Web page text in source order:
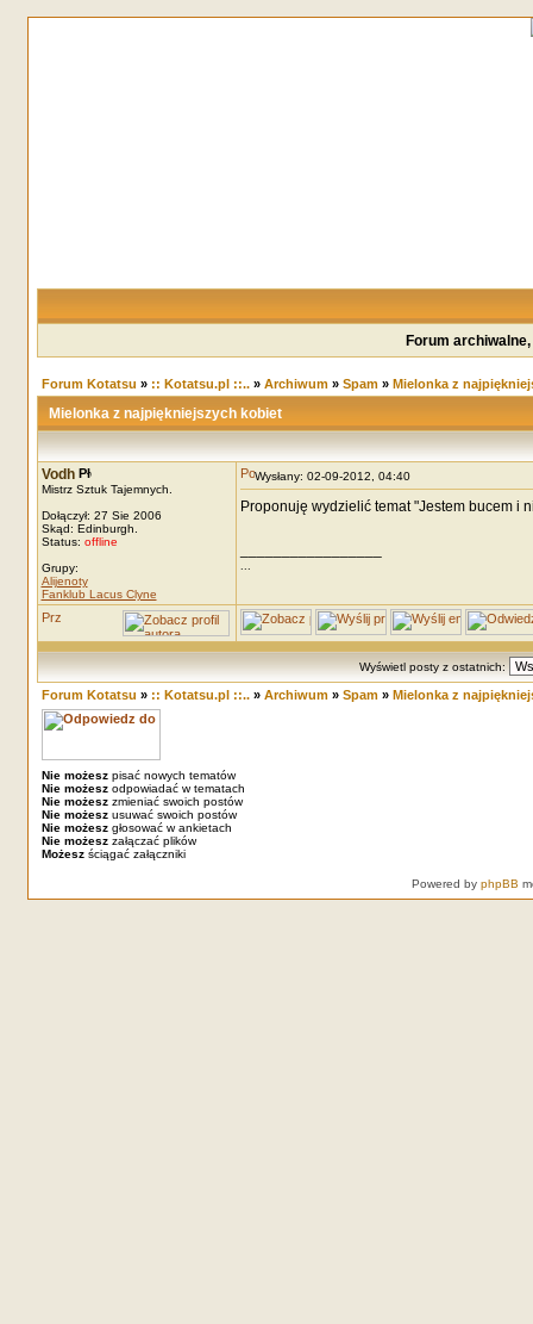
Forum
Forum Kotatsu » :: Kotatsu.pl ::..» Archiwum» Spam» Mielonka z
Mielonka z najpiękniejszych kobiet
Vodh
Mistrz Sztuk Tajemnych.
Dołączył: 27 Sie 2006
Skąd: Edinburgh.
Status: offline
Grupy:
Alijenoty
Fanklub Lacus Clyne
Wysłany: 02-09-2012, 04:40
Proponuję wydzielić temat "Jestem bucem i
...
Wyświetl posty z ostatnich:
Forum Kotatsu » :: Kotatsu.pl ::..» Archiwum» Spam» Mielonka z
Nie możeszpisać nowych tematów
Nie możeszodpowiadać w tematach
Nie możeszzmieniać swoich postów
Nie możeszusuwać swoich postów
Nie możeszgłosować w ankietach
Nie możeszzałączać plików
Możeszściągać załączniki
Powered by phpBB